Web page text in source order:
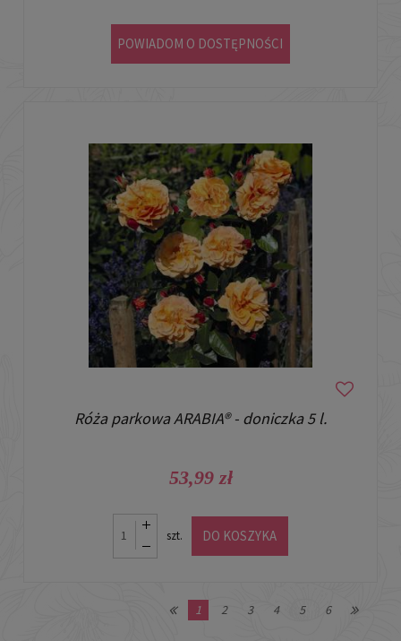
POWIADOM O DOSTĘPNOŚCI
Róża parkowa ARABIA® - doniczka 5 l.
53,99 zł
szt. DO KOSZYKA
1 2 3 4 5 6